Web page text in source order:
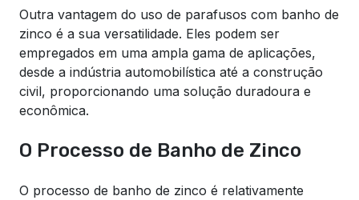
Outra vantagem do uso de parafusos com banho de
zinco é a sua versatilidade. Eles podem ser
empregados em uma ampla gama de aplicações,
desde a indústria automobilística até a construção
civil, proporcionando uma solução duradoura e
econômica.
O Processo de Banho de Zinco
O processo de banho de zinco é relativamente